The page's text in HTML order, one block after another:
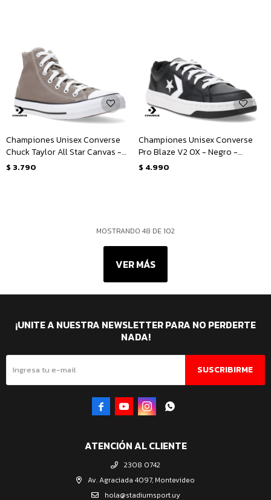
Championes Unisex Converse
Chuck Taylor All Star Canvas -
Taupe
$ 3.790
Championes Unisex Converse
Pro Blaze V2 OX - Negro -
Blanco
$ 4.990
MOSTRANDO 48 DE102
VER MÁS
ATENCIÓN AL CLIENTE
2308 0742
Av. Agraciada 4097, Montevideo
hola@stadiumsport.uy
¡UNITE A NUESTRA NEWSLETTER PARA NO PERDERTE
NADA!
SUSCRIBIRME
   